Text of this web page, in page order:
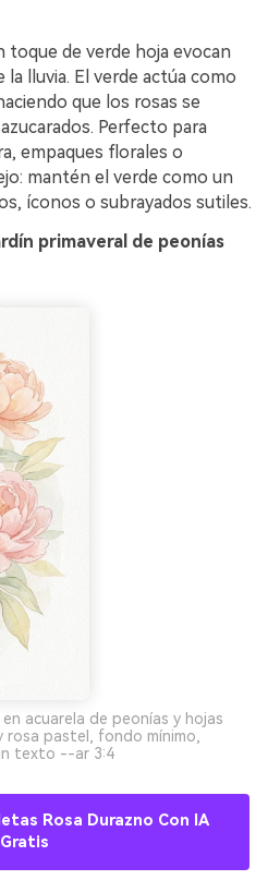
toque de verde hoja evocan
lluvia. El verde actúa como
que los rosas se
Perfecto para
empaques florales o
mantén el verde como un
íconos o subrayados sutiles.
primaveral de peonías
acuarela de peonías y hojas
rosa pastel, fondo mínimo,
texto --ar 3:4
Rosa Durazno Con IA
Gratis